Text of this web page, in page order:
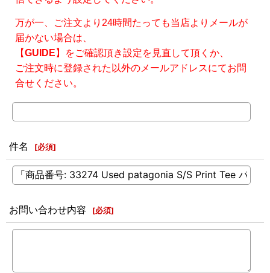
万が一、ご注文より24時間たっても当店よりメールが
届かない場合は、
【GUIDE 】をご確認頂き設定を見直して頂くか、
ご注文時に登録された以外のメールアドレスにてお問
合せください。
件名 [必須]
お問い合わせ内容 [必須]